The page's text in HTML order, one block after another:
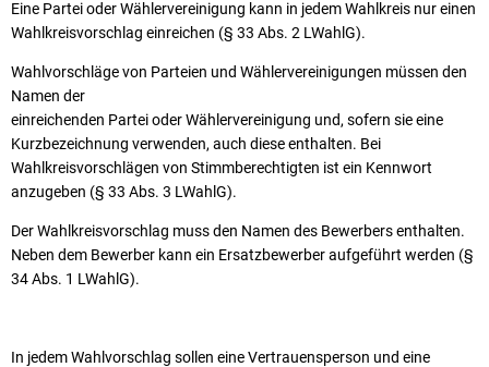
Eine Partei oder Wählervereinigung kann in jedem Wahlkreis nur einen
Wahlkreisvorschlag einreichen (§ 33 Abs. 2 LWahlG).
Wahlvorschläge von Parteien und Wählervereinigungen müssen den
Namen der
einreichenden Partei oder Wählervereinigung und, sofern sie eine
Kurzbezeichnung verwenden, auch diese enthalten. Bei
Wahlkreisvorschlägen von Stimmberechtigten ist ein Kennwort
anzugeben (§ 33 Abs. 3 LWahlG).
Der Wahlkreisvorschlag muss den Namen des Bewerbers enthalten.
Neben dem Bewerber kann ein Ersatzbewerber aufgeführt werden (§
34 Abs. 1 LWahlG).
In jedem Wahlvorschlag sollen eine Vertrauensperson und eine